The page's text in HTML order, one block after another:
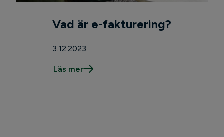
Vad är e-fakturering?
3.12.2023
Läs mer